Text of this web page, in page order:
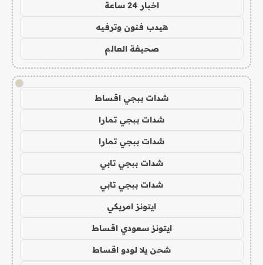
اخبار 24 ساعة
هيدب فنون وترفيه
صحيفة العالم
!
شدات ببجي اقساط
شدات ببجي تمارا
شدات ببجي تمارا
شدات ببجي تابي
شدات ببجي تابي
ايتونز امريكي
ايتونز سعودي اقساط
شحن يلا لودو اقساط